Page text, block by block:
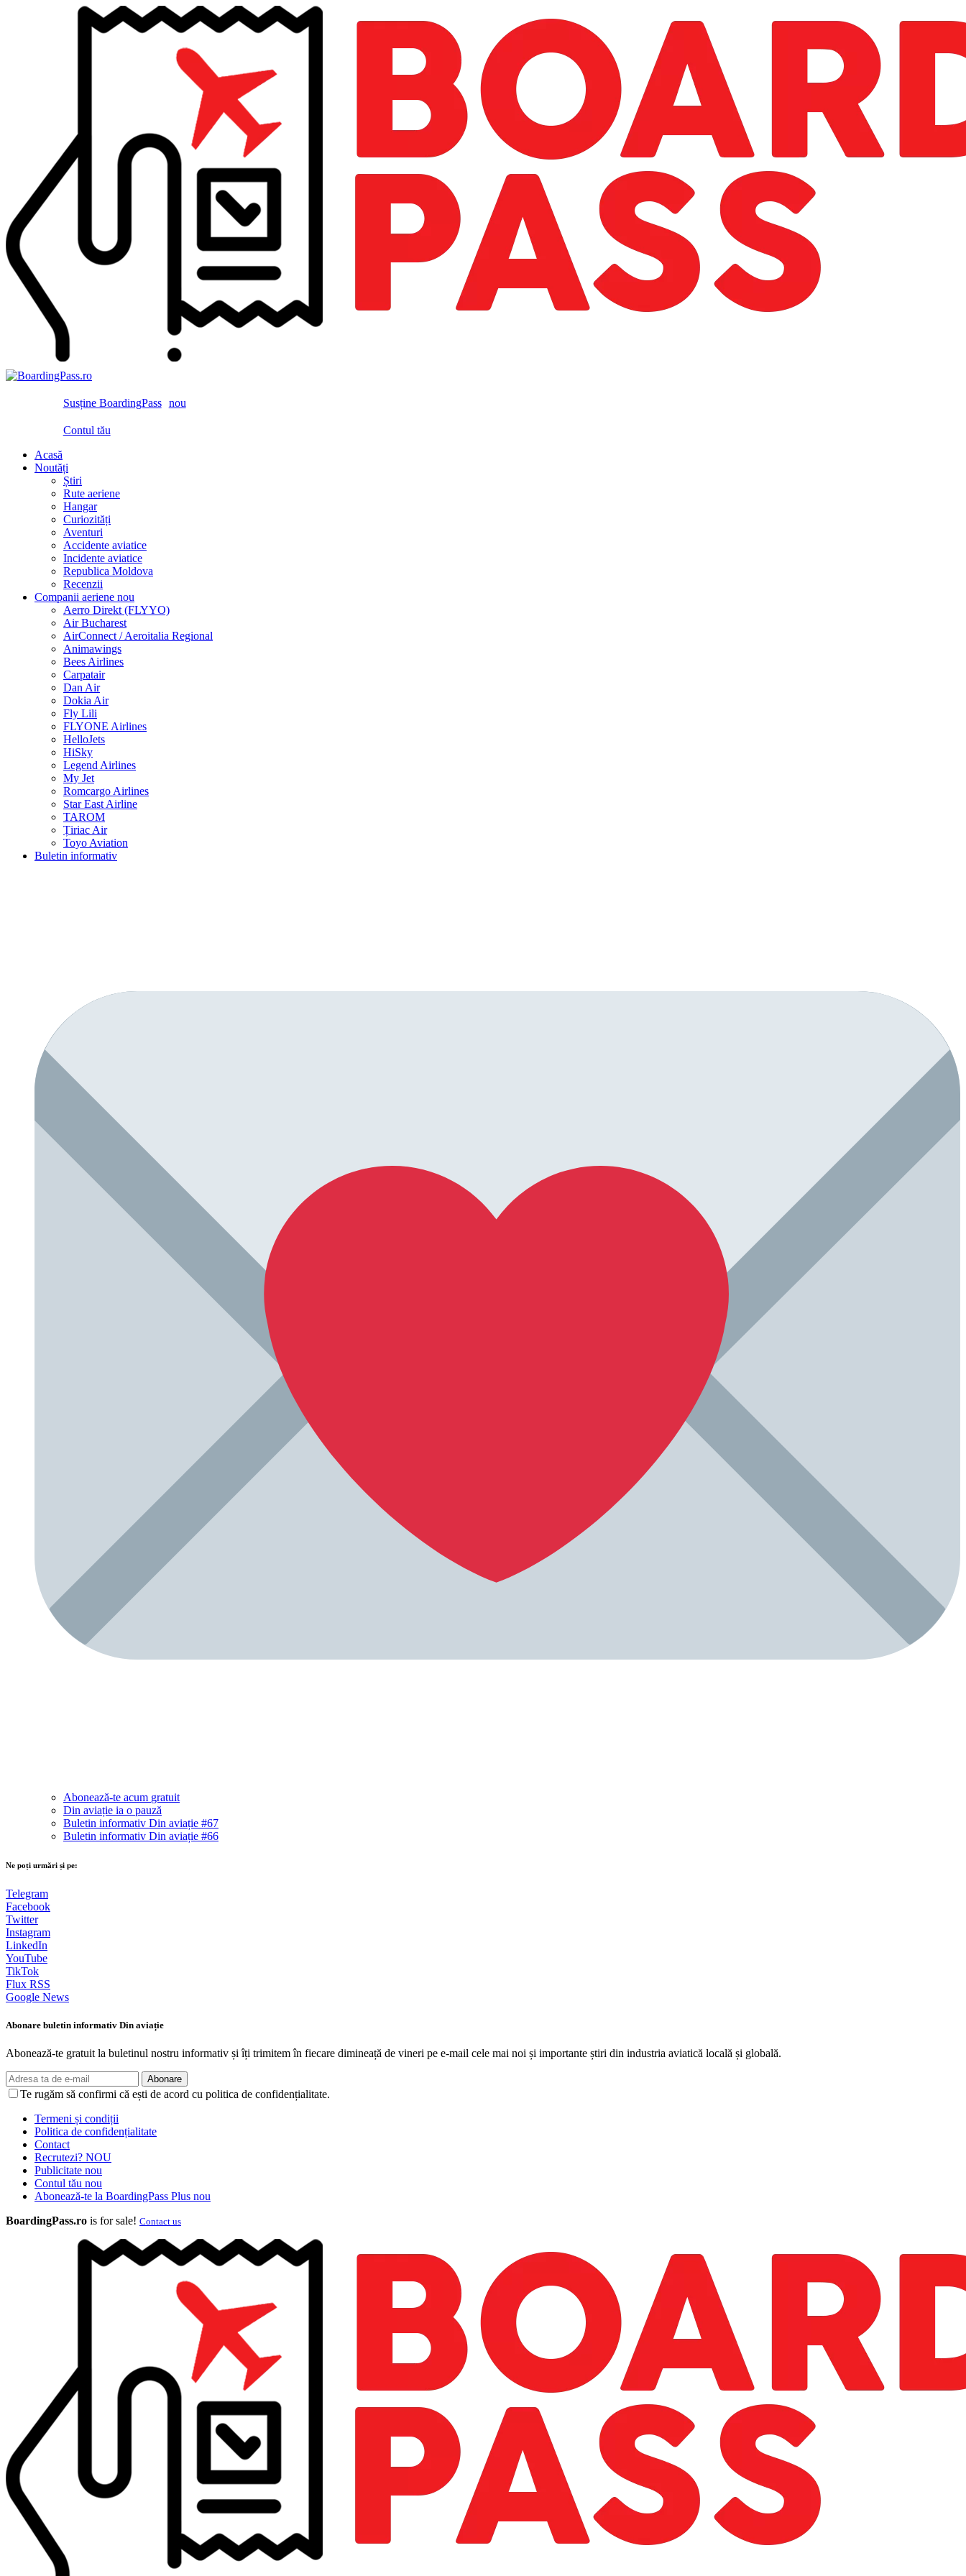
Susține BoardingPass nou
Contul tău
Acasă
Noutăți
Știri
Rute aeriene
Hangar
Curiozități
Aventuri
Accidente aviatice
Incidente aviatice
Republica Moldova
Recenzii
Companii aeriene nou
Aerro Direkt (FLYYO)
Air Bucharest
AirConnect / Aeroitalia Regional
Animawings
Bees Airlines
Carpatair
Dan Air
Dokia Air
Fly Lili
FLYONE Airlines
HelloJets
HiSky
Legend Airlines
My Jet
Romcargo Airlines
Star East Airline
TAROM
Țiriac Air
Toyo Aviation
Buletin informativ
Abonează-te acum gratuit
Din aviație ia o pauză
Buletin informativ Din aviație #67
Buletin informativ Din aviație #66
Ne poți urmări și pe:
Telegram
Facebook
Twitter
Instagram
LinkedIn
YouTube
TikTok
Flux RSS
Google News
Abonare buletin informativ Din aviație
Abonează-te gratuit la buletinul nostru informativ și îți trimitem în fiecare dimineață de vineri pe e-mail cele mai noi și importante știri din industria aviatică locală și globală.
Abonare
Te rugăm să confirmi că ești de acord cu politica de confidențialitate.
Termeni și condiții
Politica de confidențialitate
Contact
Recrutezi? NOU
Publicitate nou
Contul tău nou
Abonează-te la BoardingPass Plus nou
BoardingPass.ro is for sale! Contact us